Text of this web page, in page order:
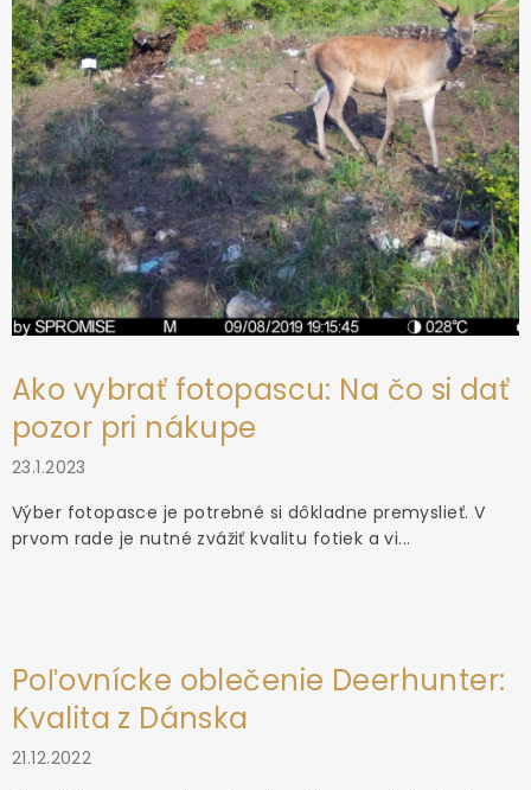
e
Ako vybrať fotopascu: Na čo si dať
pozor pri nákupe
23.1.2023
Výber fotopasce je potrebné si dôkladne premyslieť. V
prvom rade je nutné zvážiť kvalitu fotiek a vi...
Poľovnícke oblečenie Deerhunter:
Kvalita z Dánska
21.12.2022